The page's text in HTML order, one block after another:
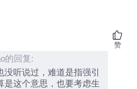
的回复:
没听说过，难道是指强引
是这个意思，也要考虑生
赞